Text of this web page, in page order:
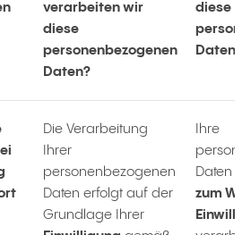
verarbeiten wir
diese
personenbezogenen
Daten?
diese
Daten?
Die Verarbeitung
Ihrer
personenbezogenen
Daten erfolgt auf der
Grundlage Ihrer
Ihre
Daten
zum